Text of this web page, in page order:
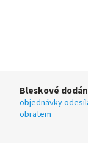
Bleskové
objednávky
obratem